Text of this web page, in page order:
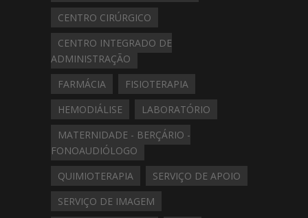
CENTRO CIRÚRGICO
CENTRO INTEGRADO DE
ADMINISTRAÇÃO
FARMÁCIA
FISIOTERAPIA
HEMODIÁLISE
LABORATÓRIO
MATERNIDADE - BERÇÁRIO -
FONOAUDIÓLOGO
QUIMIOTERAPIA
SERVIÇO DE APOIO
SERVIÇO DE IMAGEM